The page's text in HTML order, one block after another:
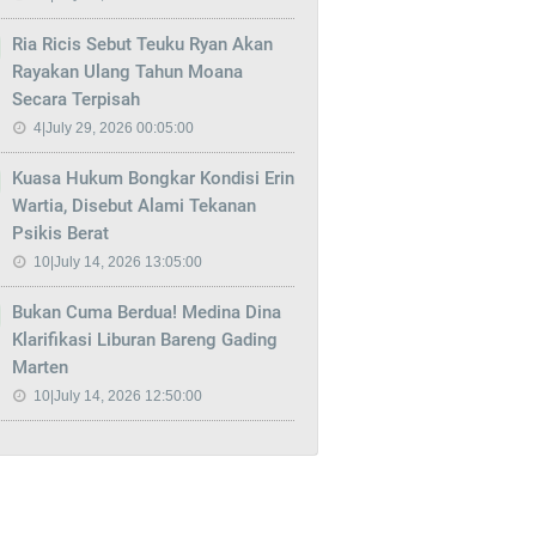
Ria Ricis Sebut Teuku Ryan Akan
Rayakan Ulang Tahun Moana
Secara Terpisah
4|July 29, 2026 00:05:00
Kuasa Hukum Bongkar Kondisi Erin
Wartia, Disebut Alami Tekanan
Psikis Berat
10|July 14, 2026 13:05:00
Bukan Cuma Berdua! Medina Dina
Klarifikasi Liburan Bareng Gading
Marten
10|July 14, 2026 12:50:00